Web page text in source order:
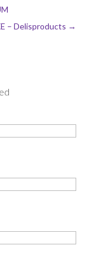
– Delisproducts →